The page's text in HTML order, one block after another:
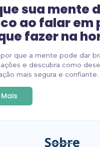
sua mente
ao falar em
fazer na
que a mente pode dar
e descubra como
mais segura e confiante.
Sobre